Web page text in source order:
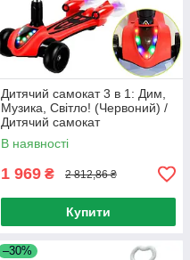
Дитячий самокат 3 в 1: Дим,
Музика, Світло! (Червоний) /
Дитячий самокат
В наявності
1 969 ₴ 2 812,86 ₴
Купити
–30%